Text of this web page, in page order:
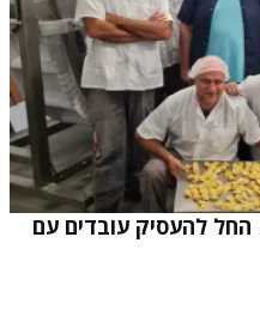
מפעל הפסטות PASTA BIGA החל להעסיק עובדים עם